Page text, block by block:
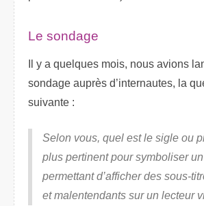
Le sondage
Il y a quelques mois, nous avions
sondage auprès d’internautes, la
suivante :
Selon vous, quel est le sigle ou
plus pertinent pour symboliser
permettant d’afficher des sous-
et malentendants sur un lecteur